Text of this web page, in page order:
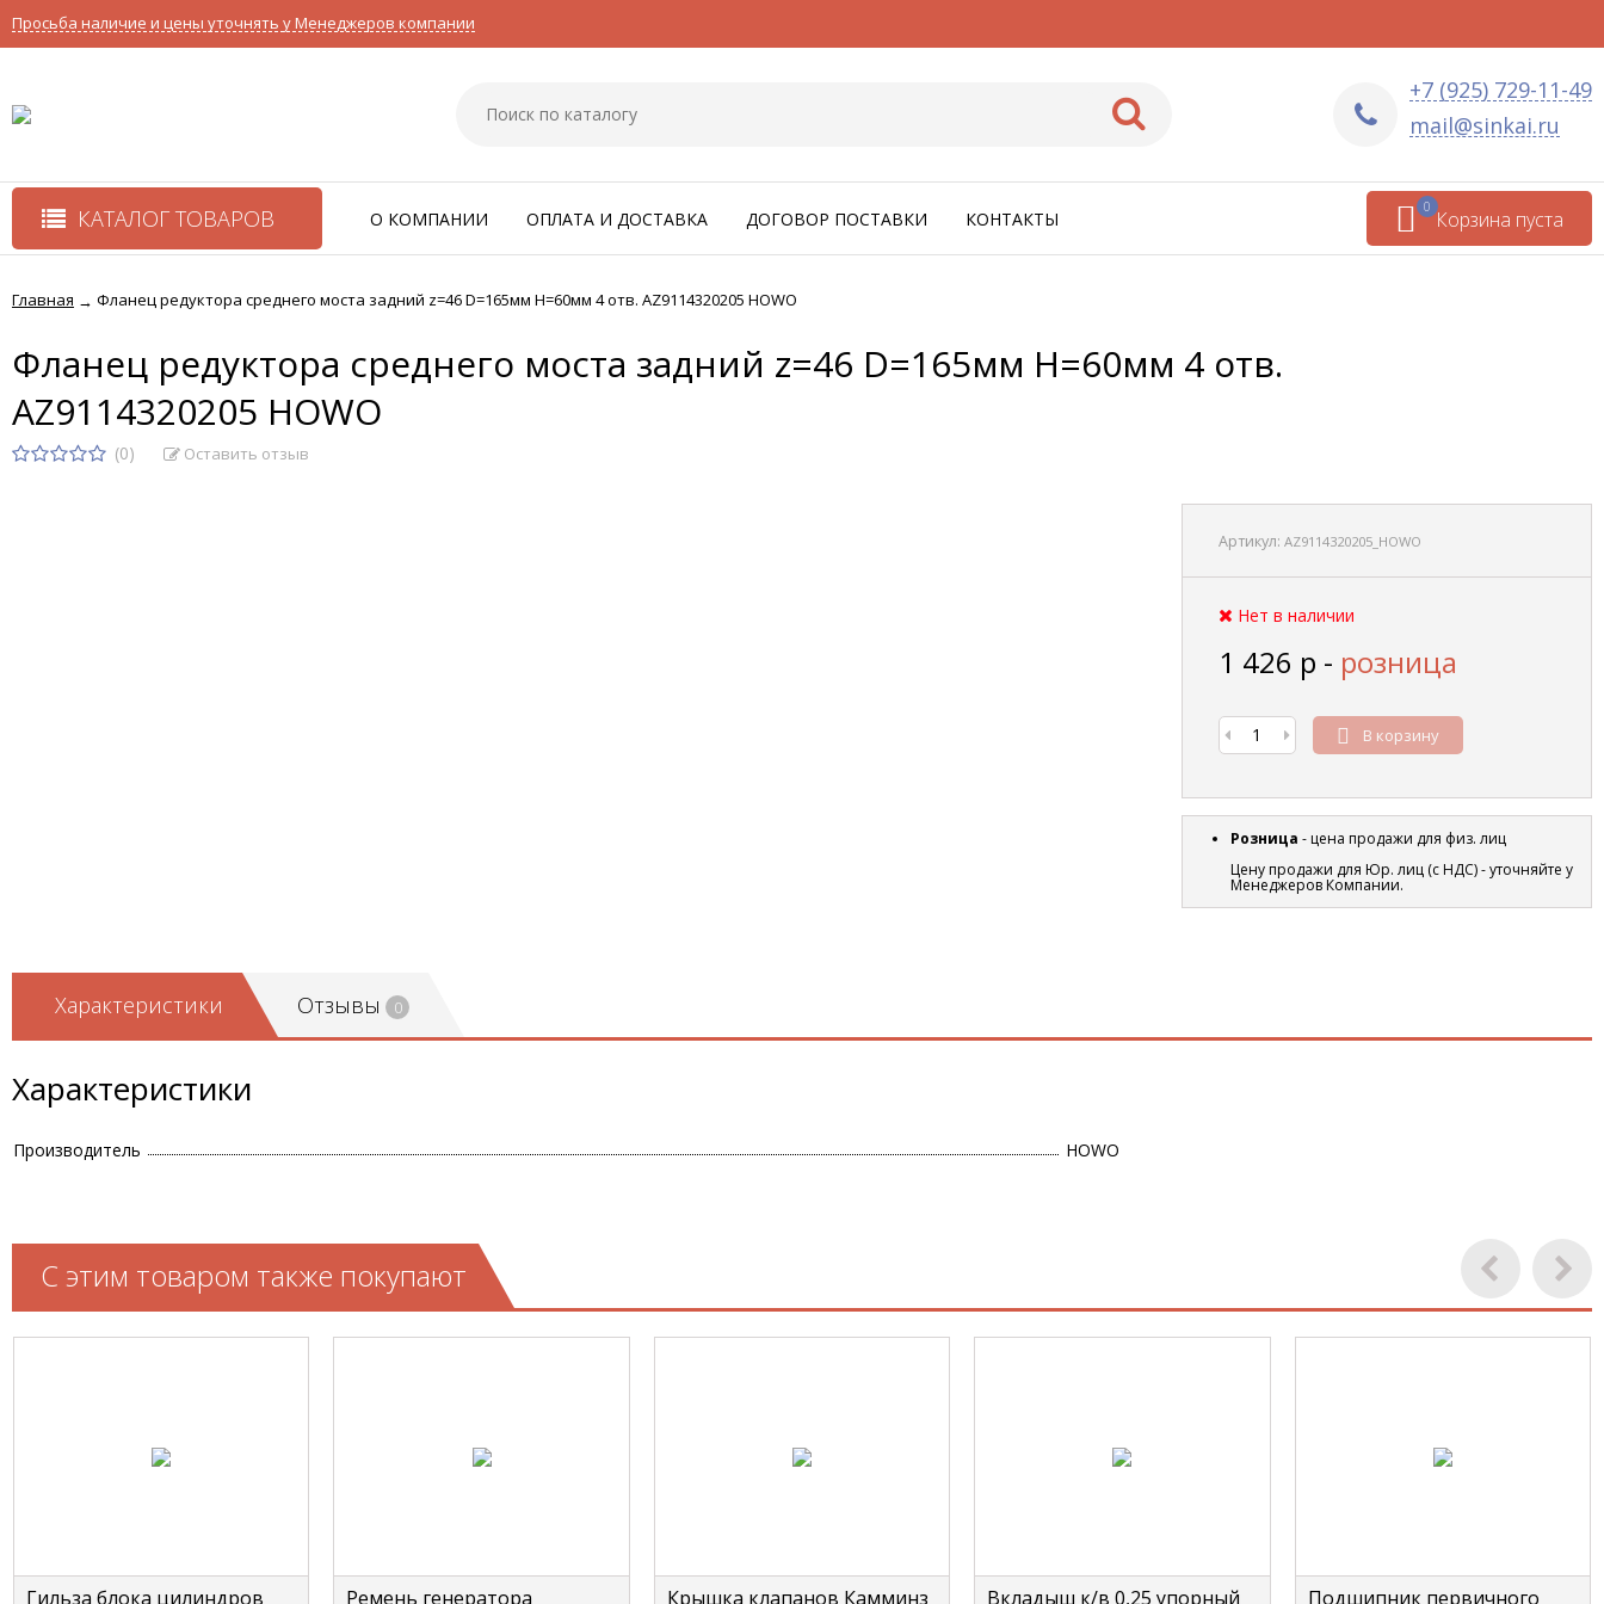
Просьба наличие и цены уточнять у Менеджеров компании
+7 (925) 729-11-49
mail@sinkai.ru
КАТАЛОГ ТОВАРОВ Корзина пуста
0
О КОМПАНИИ ОПЛАТА И ДОСТАВКА ДОГОВОР ПОСТАВКИ КОНТАКТЫ
Главная → Фланец редуктора среднего моста задний z=46 D=165мм H=60мм 4 отв. AZ9114320205 HOWO
Фланец редуктора среднего моста задний z=46 D=165мм H=60мм 4 отв.
AZ9114320205 HOWO
(0) Оставить отзыв
Артикул: AZ9114320205_HOWO
Нет в наличии
1 426 р - розница
В корзину
Розница - цена продажи для физ. лиц
Цену продажи для Юр. лиц (с НДС) - уточняйте у
Менеджеров Компании.
Характеристики Отзывы 0
Характеристики
Производитель HOWO
С этим товаром также покупают
Гильза блока цилиндров
Ремень генератора
Крышка клапанов Камминз
Вкладыш к/в 0,25 упорный
Подшипник первичного